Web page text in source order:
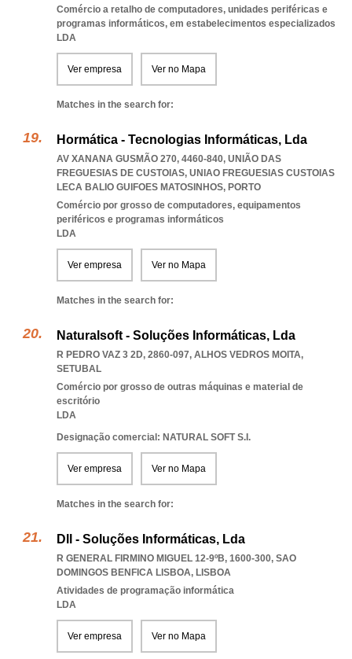
Comércio a retalho de computadores, unidades periféricas e
programas informáticos, em estabelecimentos especializados
LDA
Ver empresa Ver no Mapa
Matches in the search for:
Hormática - Tecnologias Informáticas, Lda
AV XANANA GUSMÃO 270, 4460-840, UNIÃO DAS
FREGUESIAS DE CUSTOIAS, UNIAO FREGUESIAS CUSTOIAS
LECA BALIO GUIFOES MATOSINHOS, PORTO
Comércio por grosso de computadores, equipamentos
periféricos e programas informáticos
LDA
Ver empresa Ver no Mapa
Matches in the search for:
Naturalsoft - Soluções Informáticas, Lda
R PEDRO VAZ 3 2D, 2860-097, ALHOS VEDROS MOITA,
SETUBAL
Comércio por grosso de outras máquinas e material de
escritório
LDA
Designação comercial: NATURAL SOFT S.I.
Ver empresa Ver no Mapa
Matches in the search for:
Dll - Soluções Informáticas, Lda
R GENERAL FIRMINO MIGUEL 12-9ºB, 1600-300, SAO
DOMINGOS BENFICA LISBOA, LISBOA
Atividades de programação informática
LDA
Ver empresa Ver no Mapa